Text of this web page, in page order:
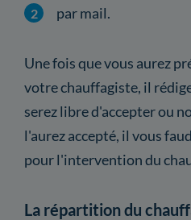
par mail.
Une fois que vous aurez
votre chauffagiste, il
serez libre d'accepter ou
l'aurez accepté, il vous
pour l'intervention du
La répartition du